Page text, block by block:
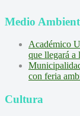
Medio
Académico
que llegará a
con feria
Cultura